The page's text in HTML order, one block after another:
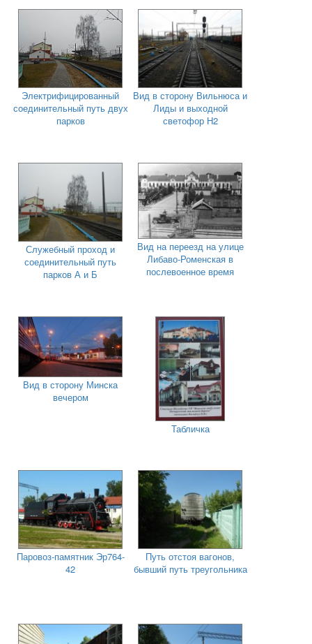
Электрифицированный
соединительный путь двух
парков
Вид в сторону Вильнюса и
Лиды и выходной
светофор Н2
Служебный проход и
соединительный путь
парков А и Б
Вид на переезд на улице
Либаво-Роменская в
послевоенное время
Вид в сторону Минска
вечером
Табличка
Паровоз-памятник Эр764-
42
Путь отстоя вагонов,
бывший путь треугольника